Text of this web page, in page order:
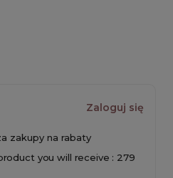
Zaloguj się
zakupy na rabaty
you will receive : 279